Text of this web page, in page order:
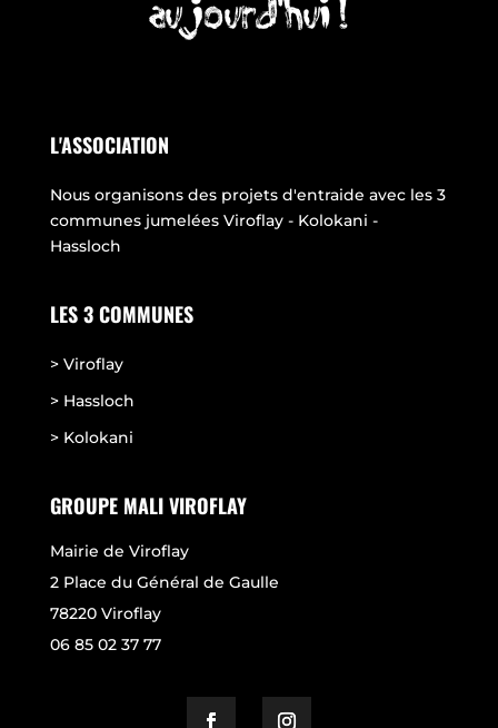
aujourd'hui !
L'ASSOCIATION
Nous organisons des projets d'entraide avec les 3
communes jumelées Viroflay - Kolokani -
Hassloch
LES 3 COMMUNES
> Viroflay
> Hassloch
> Kolokani
GROUPE MALI VIROFLAY
Mairie de Viroflay
2 Place du Général de Gaulle
78220 Viroflay
06 85 02 37 77